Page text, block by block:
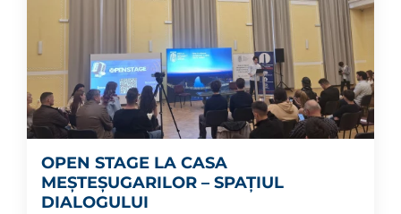
OPEN STAGE LA CASA
MEȘTEȘUGARILOR – SPAȚIUL
DIALOGULUI